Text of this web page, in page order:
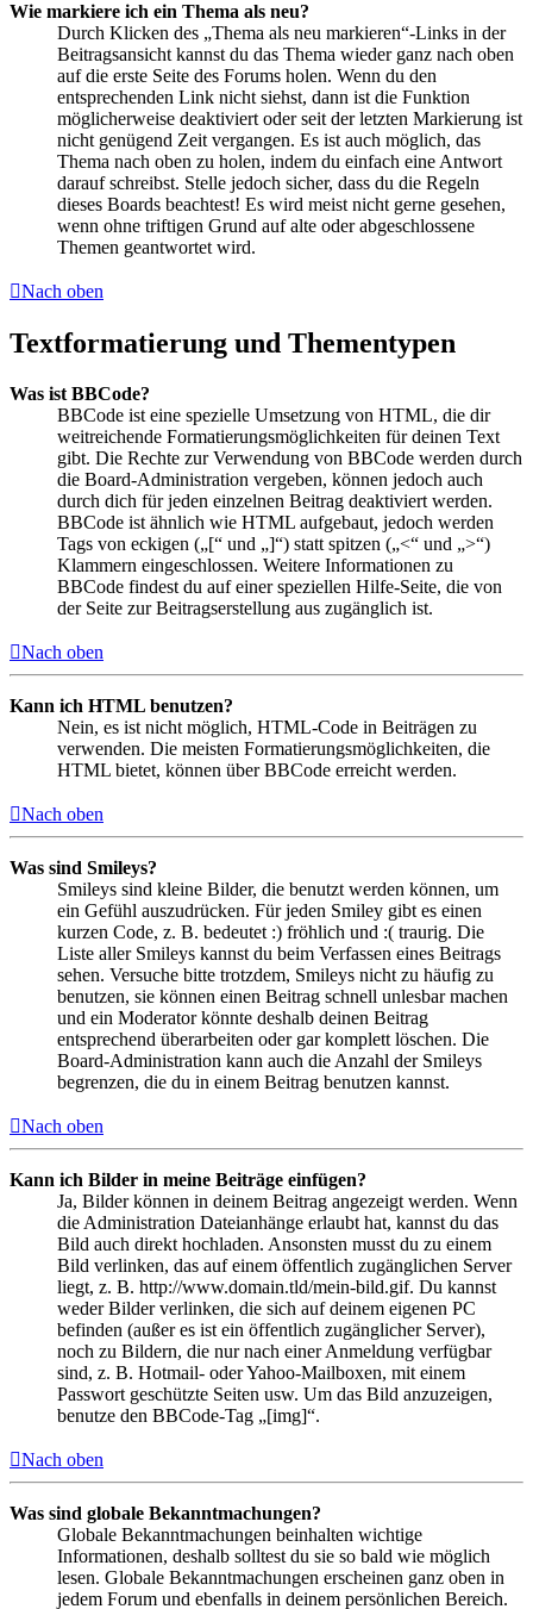
Wie markiere ich ein Thema als neu?
Durch Klicken des „Thema als neu markieren“-Links in der
Beitragsansicht kannst du das Thema wieder ganz nach oben
auf die erste Seite des Forums holen. Wenn du den
entsprechenden Link nicht siehst, dann ist die Funktion
möglicherweise deaktiviert oder seit der letzten Markierung ist
nicht genügend Zeit vergangen. Es ist auch möglich, das
Thema nach oben zu holen, indem du einfach eine Antwort
darauf schreibst. Stelle jedoch sicher, dass du die Regeln
dieses Boards beachtest! Es wird meist nicht gerne gesehen,
wenn ohne triftigen Grund auf alte oder abgeschlossene
Themen geantwortet wird.
Nach oben
Textformatierung und Thementypen
Was ist BBCode?
BBCode ist eine spezielle Umsetzung von HTML, die dir
weitreichende Formatierungsmöglichkeiten für deinen Text
gibt. Die Rechte zur Verwendung von BBCode werden durch
die Board-Administration vergeben, können jedoch auch
durch dich für jeden einzelnen Beitrag deaktiviert werden.
BBCode ist ähnlich wie HTML aufgebaut, jedoch werden
Tags von eckigen („[“ und „]“) statt spitzen („<“ und „>“)
Klammern eingeschlossen. Weitere Informationen zu
BBCode findest du auf einer speziellen Hilfe-Seite, die von
der Seite zur Beitragserstellung aus zugänglich ist.
Nach oben
Kann ich HTML benutzen?
Nein, es ist nicht möglich, HTML-Code in Beiträgen zu
verwenden. Die meisten Formatierungsmöglichkeiten, die
HTML bietet, können über BBCode erreicht werden.
Nach oben
Was sind Smileys?
Smileys sind kleine Bilder, die benutzt werden können, um
ein Gefühl auszudrücken. Für jeden Smiley gibt es einen
kurzen Code, z. B. bedeutet :) fröhlich und :( traurig. Die
Liste aller Smileys kannst du beim Verfassen eines Beitrags
sehen. Versuche bitte trotzdem, Smileys nicht zu häufig zu
benutzen, sie können einen Beitrag schnell unlesbar machen
und ein Moderator könnte deshalb deinen Beitrag
entsprechend überarbeiten oder gar komplett löschen. Die
Board-Administration kann auch die Anzahl der Smileys
begrenzen, die du in einem Beitrag benutzen kannst.
Nach oben
Kann ich Bilder in meine Beiträge einfügen?
Ja, Bilder können in deinem Beitrag angezeigt werden. Wenn
die Administration Dateianhänge erlaubt hat, kannst du das
Bild auch direkt hochladen. Ansonsten musst du zu einem
Bild verlinken, das auf einem öffentlich zugänglichen Server
liegt, z. B. http://www.domain.tld/mein-bild.gif. Du kannst
weder Bilder verlinken, die sich auf deinem eigenen PC
befinden (außer es ist ein öffentlich zugänglicher Server),
noch zu Bildern, die nur nach einer Anmeldung verfügbar
sind, z. B. Hotmail- oder Yahoo-Mailboxen, mit einem
Passwort geschützte Seiten usw. Um das Bild anzuzeigen,
benutze den BBCode-Tag „[img]“.
Nach oben
Was sind globale Bekanntmachungen?
Globale Bekanntmachungen beinhalten wichtige
Informationen, deshalb solltest du sie so bald wie möglich
lesen. Globale Bekanntmachungen erscheinen ganz oben in
jedem Forum und ebenfalls in deinem persönlichen Bereich.